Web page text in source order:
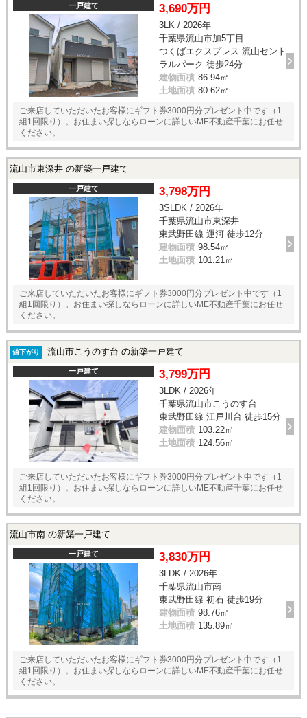
一戸建て 3,690万円
3LK / 2026年
千葉県流山市加5丁目
つくばエクスプレス 流山セント
ラルパーク 徒歩24分
建物面積 86.94㎡
土地面積 80.62㎡
ご来店していただいたお客様にギフト券3000円分プレゼント中です（1
組1回限り）。お住まい探しならローンに詳しいME不動産千葉にお任せ
ください。
流山市東深井 の新築一戸建て
一戸建て 3,798万円
3SLDK / 2026年
千葉県流山市東深井
東武野田線 運河 徒歩12分
建物面積 98.54㎡
土地面積 101.21㎡
ご来店していただいたお客様にギフト券3000円分プレゼント中です（1
組1回限り）。お住まい探しならローンに詳しいME不動産千葉にお任せ
ください。
値下がり 流山市こうのす台 の新築一戸建て
一戸建て 3,799万円
3LDK / 2026年
千葉県流山市こうのす台
東武野田線 江戸川台 徒歩15分
建物面積 103.22㎡
土地面積 124.56㎡
ご来店していただいたお客様にギフト券3000円分プレゼント中です（1
組1回限り）。お住まい探しならローンに詳しいME不動産千葉にお任せ
ください。
流山市南 の新築一戸建て
一戸建て 3,830万円
3LDK / 2026年
千葉県流山市南
東武野田線 初石 徒歩19分
建物面積 98.76㎡
土地面積 135.89㎡
ご来店していただいたお客様にギフト券3000円分プレゼント中です（1
組1回限り）。お住まい探しならローンに詳しいME不動産千葉にお任せ
ください。